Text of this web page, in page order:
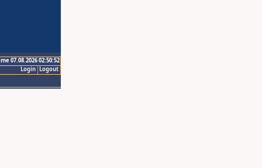
07.08.2026 02:50:52
Logout
Login